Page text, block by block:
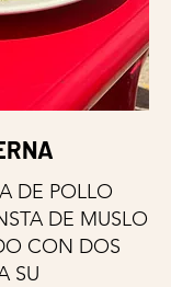
DE POLLO
DE MUSLO
CON DOS
SU